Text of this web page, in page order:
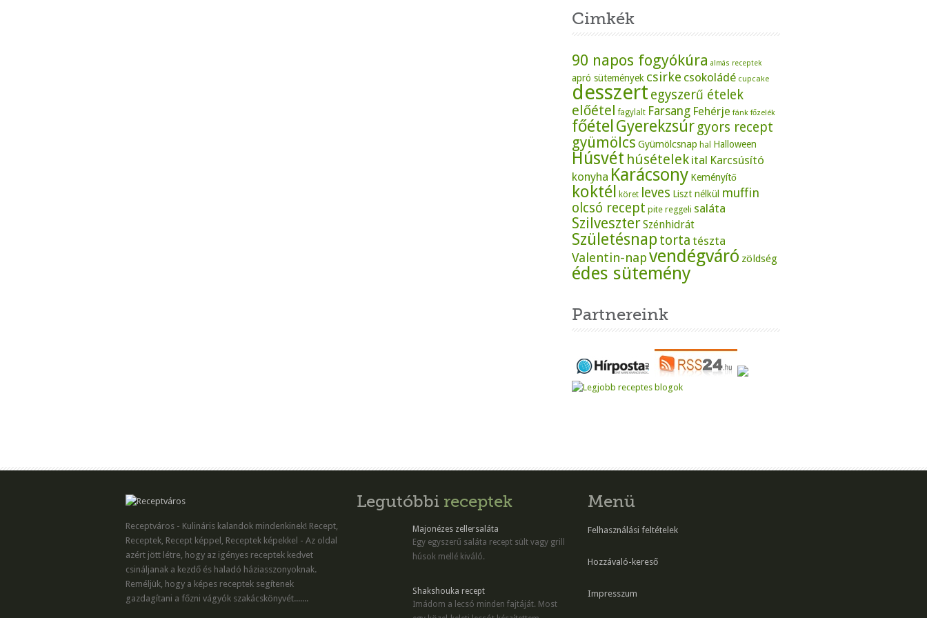
Cimkék
90 napos fogyókúra almás receptek
apró sütemények csirke csokoládé cupcake
desszert egyszerű ételek
előétel fagylalt Farsang Fehérje fánk főzelék
főétel Gyerekzsúr gyors recept
gyümölcs Gyümölcsnap hal Halloween
Húsvét húsételek ital Karcsúsító
konyha Karácsony Keményítő
koktél köret leves Liszt nélkül muffin
olcsó recept pite reggeli saláta
SzilveszterSzénhidrát
Születésnap torta tészta
Valentin-napvendégváró zöldség
édes sütemény
Partnereink
Receptváros - Kulináris kalandok mindenkinek! Recept,
Receptek, Recept képpel, Receptek képekkel - Az oldal
azért jött létre, hogy az igényes receptek kedvet
csináljanak a kezdő és haladó háziasszonyoknak.
Reméljük, hogy a képes receptek segítenek
gazdagítani a főzni vágyók szakácskönyvét.......
Legutóbbi receptek
Majonézes zellersaláta
Egy egyszerű saláta recept sült vagy grill
húsok mellé kiváló.
Shakshouka recept
Imádom a lecsó minden fajtáját. Most
Menü
Felhasználási feltételek
Hozzávaló-kereső
Impresszum